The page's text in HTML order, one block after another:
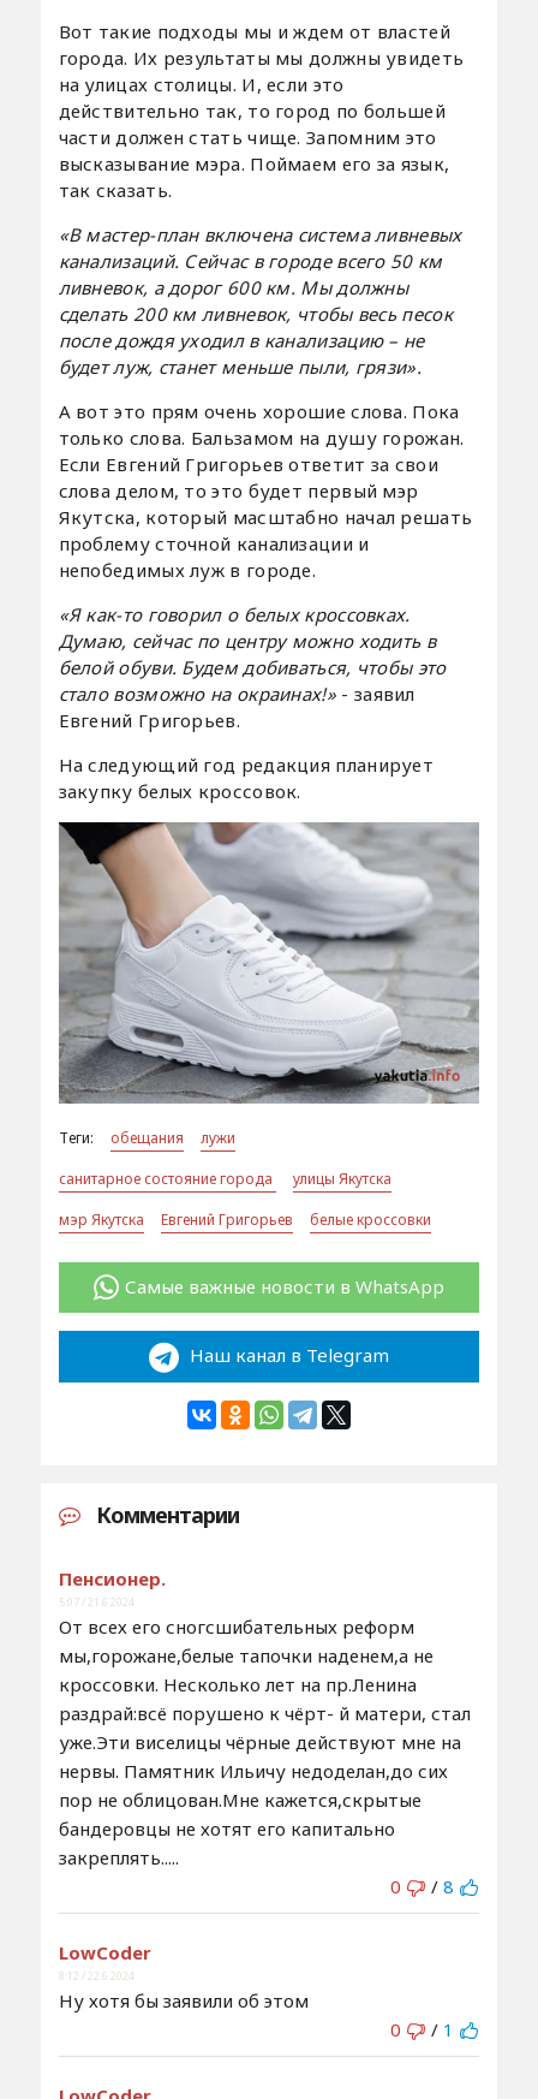
Вот такие подходы мы и ждем от властей
города. Их результаты мы должны увидеть
на улицах столицы. И, если это
действительно так, то город по большей
части должен стать чище. Запомним это
высказывание мэра. Поймаем его за язык,
так сказать.
«В мастер-план включена система ливневых
канализаций. Сейчас в городе всего 50 км
ливневок, а дорог 600 км. Мы должны
сделать 200 км ливневок, чтобы весь песок
после дождя уходил в канализацию – не
будет луж, станет меньше пыли, грязи».
А вот это прям очень хорошие слова. Пока
только слова. Бальзамом на душу горожан.
Если Евгений Григорьев ответит за свои
слова делом, то это будет первый мэр
Якутска, который масштабно начал решать
проблему сточной канализации и
непобедимых луж в городе.
«Я как-то говорил о белых кроссовках.
Думаю, сейчас по центру можно ходить в
белой обуви. Будем добиваться, чтобы это
стало возможно на окраинах!» - заявил
Евгений Григорьев.
На следующий год редакция планирует
закупку белых кроссовок.
Теги: обещания
лужи
санитарное состояние города
улицы Якутска
мэр Якутска
Евгений Григорьев белые кроссовки
Самые важные новости в WhatsApp
Наш канал в Telegram
Комментарии
Пенсионер.
5:07 / 21.6.2024
От всех его сногсшибательных реформ
мы,горожане,белые тапочки наденем,а не
кроссовки. Несколько лет на пр.Ленина
раздрай:всё порушено к чёрт- й матери, стал
уже.Эти виселицы чёрные действуют мне на
нервы. Памятник Ильичу недоделан,до сих
пор не облицован.Мне кажется,скрытые
бандеровцы не хотят его капитально
закреплять.....
0
/ 8
LowCoder
8:12 / 22.6.2024
Ну хотя бы заявили об этом
0
/ 1